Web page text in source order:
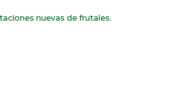
nuevas de frutales.